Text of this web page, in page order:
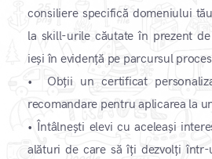
consiliere specifică domeniului
la skill-urile căutate în prezent
ieși în evidență pe parcursul
• Obții un certificat
recomandare pentru aplicarea la
• Întâlnești elevi cu aceleași
alături de care să îți dezvolți